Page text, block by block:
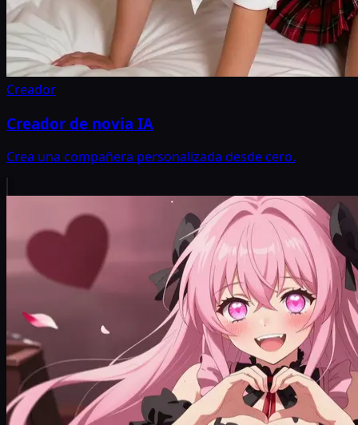
Creador
Creador de novia IA
Crea una compañera personalizada desde cero.